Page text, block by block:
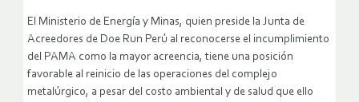
El Ministerio de Energía y Minas, quien preside la Junta de
Acreedores de Doe Run Perú al reconocerse el incumplimiento
del PAMA como la mayor acreencia, tiene una posición
favorable al reinicio de las operaciones del complejo
metalúrgico, a pesar del costo ambiental y de salud que ello